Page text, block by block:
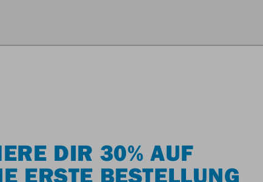
DIR 30% AUF
ERSTE BESTELLUNG